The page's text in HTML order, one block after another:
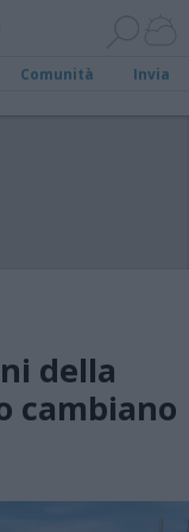
Comunità Invia
della
cambiano